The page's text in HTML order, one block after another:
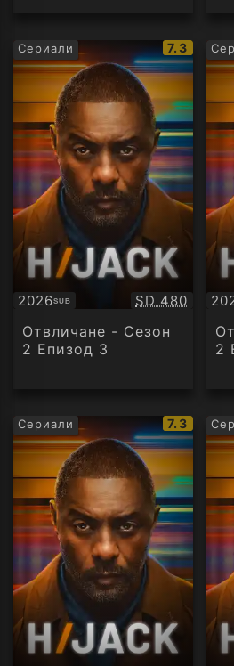
Сериали
IMDb
рейтинг:
7.3
2026SUB
Субтитри Качество:
SD 480
Отвличане - Сезон
2 Епизод 3
2
Сериали
IMDb
рейтинг:
7.3